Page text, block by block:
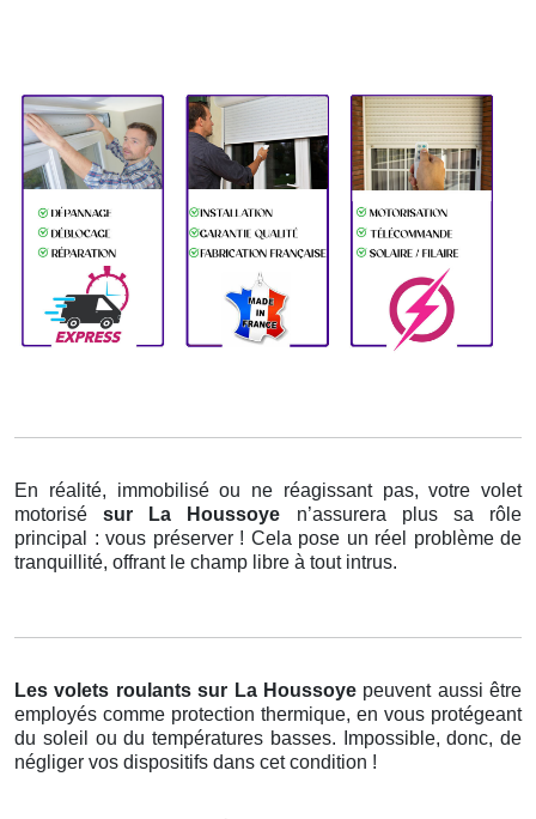
En réalité, immobilisé ou ne réagissant pas, votre volet
motorisésur La Houssoye n’assurera plus sa rôle
principal : vous préserver ! Cela pose un réel problème de
tranquillité, offrant le champ libre à tout intrus.
Les volets roulants sur La Houssoye peuvent aussi être
employés comme protection thermique, en vous protégeant
du soleil ou du températures basses. Impossible, donc, de
négliger vos dispositifs dans cet condition !